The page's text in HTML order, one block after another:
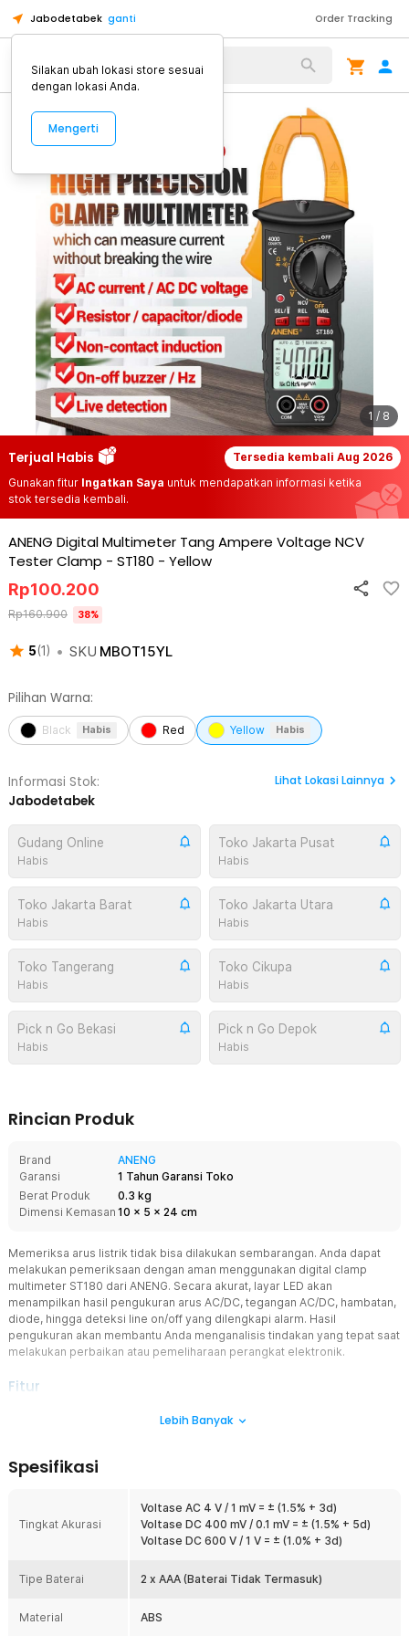
Jabodetabek ganti Order Tracking
Alat Kopi
1 / 8
Terjual Habis Tersedia kembali Aug 2026
Gunakan fitur Ingatkan Saya untuk mendapatkan informasi ketika
stok tersedia kembali.
ANENG Digital Multimeter Tang Ampere Voltage NCV
Tester Clamp - ST180 - Yellow
5(1) • SKU MBOT15YL
Rp100.200
Rp160.900 38%
Pilihan Warna:
Black Habis Red Yellow Habis
Informasi Stok:
Jabodetabek
Lihat Lokasi Lainnya
Gudang Online
Habis
Toko Jakarta Pusat
Habis
Toko Jakarta Barat
Habis
Toko Jakarta Utara
Habis
Toko Tangerang
Habis
Toko Cikupa
Habis
Pick n Go Bekasi
Habis
Pick n Go Depok
Habis
Rincian Produk
Brand
ANENG
Garansi
1 Tahun Garansi Toko
Berat Produk
0.3 kg
Dimensi Kemasan 10 x 5 x 24 cm
Memeriksa arus listrik tidak bisa dilakukan sembarangan. Anda dapat
melakukan pemeriksaan dengan aman menggunakan digital clamp
multimeter ST180 dari ANENG. Secara akurat, layar LED akan
menampilkan hasil pengukuran arus AC/DC, tegangan AC/DC, hambatan,
diode, hingga deteksi line on/off yang dilengkapi alarm. Hasil
pengukuran akan membantu Anda menganalisis tindakan yang tepat saat
melakukan perbaikan atau pemeliharaan perangkat elektronik.
Fitur
Periksa Aliran Listrik dengan Akurat
menyentuh jaringan dengan tespen, layar LED akan
pun dapat menentukan sumber masalah saat terjadi kerusakan.
Tampilkan Hasil dengan Jelas
Multimeter telah dilengkapi layar LED backlit yang dapat diatur
meski Anda menggunakannya di luar ruangan. Anda juga dapat
pemeriksaan saat kondisi minim cahaya.
Lebih Banyak
Spesifikasi
Tingkat Akurasi
Voltase AC 4 V / 1 mV = ± (1.5% + 3d)
Voltase DC 400 mV / 0.1 mV = ± (1.5% + 5d)
Voltase DC 600 V / 1 V = ± (1.0% + 3d)
Tipe Baterai 2 x AAA (Baterai Tidak Termasuk)
Material ABS
Silakan ubah lokasi store sesuai
dengan lokasi Anda.
Mengerti